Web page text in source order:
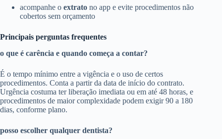
acompanhe o extrato no app e evite procedimentos não
cobertos sem orçamento
Principais perguntas frequentes
o que é carência e quando começa a contar?
É o tempo mínimo entre a vigência e o uso de certos
procedimentos. Conta a partir da data de início do contrato.
Urgência costuma ter liberação imediata ou em até 48 horas, e
procedimentos de maior complexidade podem exigir 90 a 180
dias, conforme plano.
posso escolher qualquer dentista?